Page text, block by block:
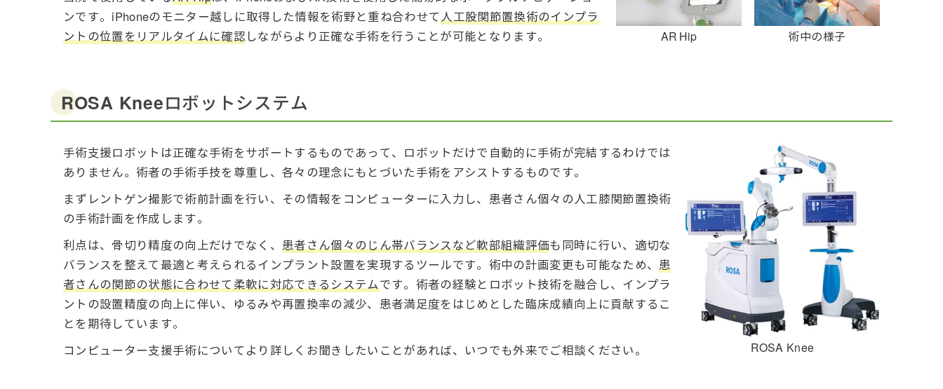
ンです。iPhoneのモニター越しに取得した情報を術野と重ね合わせて 人工股関節置換術のインプラ
ントの位置をリアルタイムに確認 しながらより正確な手術を行うことが可能となります。 AR Hip 術中の様子
ROSA Kneeロボットシステム
手術支援ロボットは正確な手術をサポートするものであって、ロボットだけで自動的に手術が完結するわけでは
ありません。術者の手術手技を尊重し、各々の理念にもとづいた手術をアシストするものです。
まずレントゲン撮影で術前計画を行い、その情報をコンピューターに入力し、患者さん個々の人工膝関節置換術
の手術計画を作成します。
利点は、骨切り精度の向上だけでなく、患者さん個々のじん帯バランスなど軟部組織評価も同時に行い、適切な
バランスを整えて最適と考えられるインプラント設置を実現するツールです。術中の計画変更も可能なため、患
者さんの関節の状態に合わせて柔軟に対応できるシステムです。術者の経験とロボット技術を融合し、インプラ
ントの設置精度の向上に伴い、ゆるみや再置換率の減少、患者満足度をはじめとした臨床成績向上に貢献するこ
とを期待しています。
コンピューター支援手術についてより詳しくお聞きしたいことがあれば、いつでも外来でご相談ください。
ROSA Knee